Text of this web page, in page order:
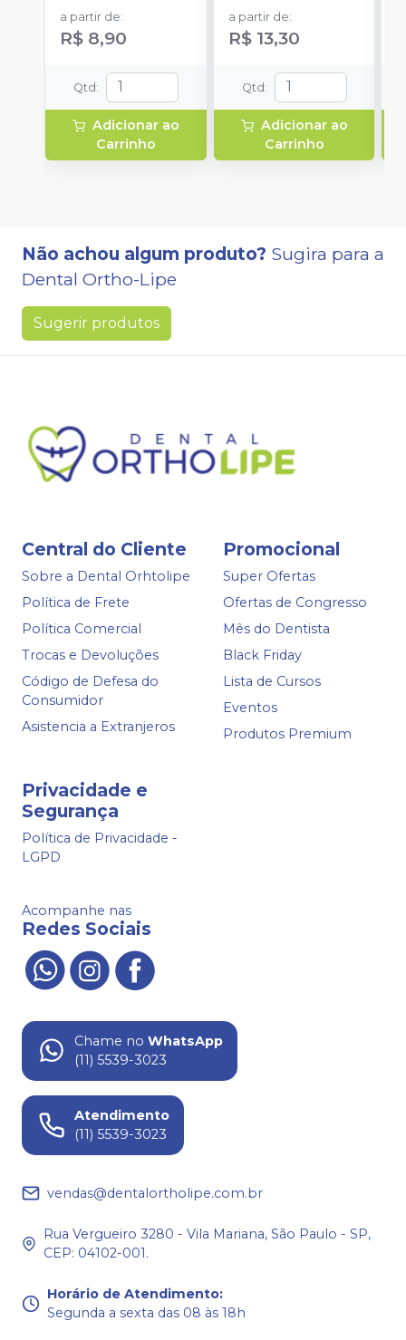
a partir de:
R$ 8,90
Qtd :
Adicionar ao
Carrinho
a partir de:
R$ 13,30
Qtd :
Adicionar ao
Carrinho
Não achou algum produto? Sugira para a
Dental Ortho-Lipe
Sugerir produtos
Central do Cliente
Sobre a Dental Orhtolipe
Política de Frete
Política Comercial
Trocas e Devoluções
Código de Defesa do
Consumidor
Asistencia a Extranjeros
Promocional
Super Ofertas
Ofertas de Congresso
Mês do Dentista
Black Friday
Lista de Cursos
Eventos
Produtos Premium
Privacidade e
Segurança
Política de Privacidade -
LGPD
Acompanhe nas
Redes Sociais
Chame no WhatsApp
(11) 5539-3023
Atendimento
(11) 5539-3023
vendas@dentalortholipe.com.br
Rua Vergueiro 3280 - Vila Mariana, São Paulo - SP,
CEP: 04102-001.
Horário de Atendimento:
Segunda a sexta das 08 às 18h